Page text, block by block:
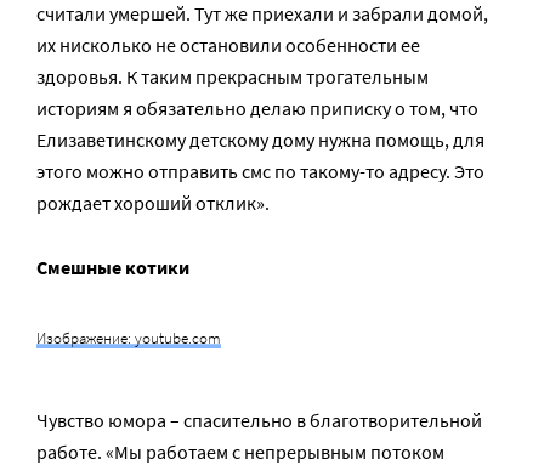
считали умершей. Тут же приехали и забрали домой,
их нисколько не остановили особенности ее
здоровья. К таким прекрасным трогательным
историям я обязательно делаю приписку о том, что
Елизаветинскому детскому дому нужна помощь, для
этого можно отправить смс по такому-то адресу. Это
рождает хороший отклик».
Смешные котики
Изображение: youtube.com
Чувство юмора – спасительно в благотворительной
работе. «Мы работаем с непрерывным потоком